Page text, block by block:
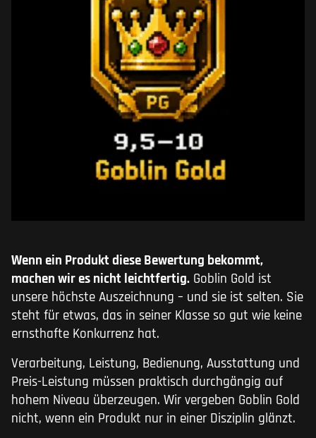
Wenn ein Produkt diese Bewertung bekommt,
machen wir es nicht leichtfertig. Goblin Gold ist
unsere höchste Auszeichnung – und sie ist selten. Sie
steht für etwas, das in seiner Klasse so gut wie keine
ernsthafte Konkurrenz hat.
Verarbeitung, Leistung, Bedienung, Ausstattung und
Preis-Leistung müssen praktisch durchgängig auf
hohem Niveau überzeugen. Wir vergeben Goblin Gold
nicht, wenn ein Produkt nur in einer Disziplin glänzt.